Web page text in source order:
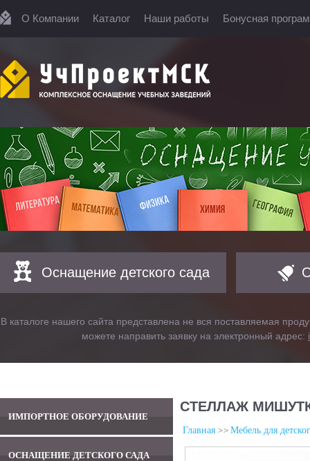
О Компании Каталог Наши работы Бонусная
Оснащение детского сада
В каталоге нашего сайта представлена не вся поставляемая
можете направить заявку на электронный адрес:
ИМПОРТНОЕ ОБОРУДОВАНИЕ
ОСНАЩЕНИЕ ДЕТСКОГО САДА
СТЕЛЛАЖ
Главная Мебель для